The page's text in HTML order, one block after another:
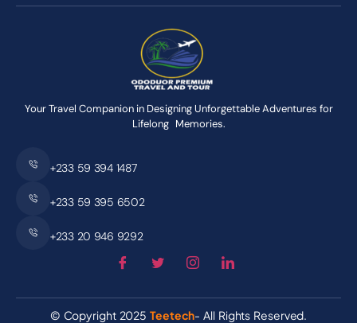
Your Travel Companion in Designing Unforgettable Adventures for
Lifelong Memories.
+233 59 394 1487
+233 59 395 6502
+233 20 946 9292
© Copyright 2025Teetech- All Rights Reserved.